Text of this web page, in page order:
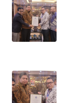
TENGAH
WN DELI
SERDANG
WN
TEBING
TINGGI